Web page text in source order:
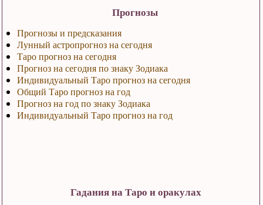
Прогнозы
Прогнозы и предсказания
Лунный астропрогноз на сегодня
Таро прогноз на сегодня
Прогноз на сегодня по знаку Зодиака
Индивидуальный Таро прогноз на сегодня
Общий Таро прогноз на год
Прогноз на год по знаку Зодиака
Индивидуальный Таро прогноз на год
Гадания на Таро и оракулах